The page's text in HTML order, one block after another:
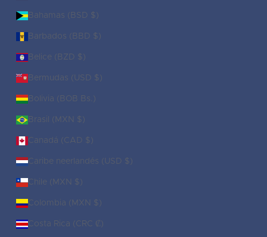
Bahamas (BSD $)
Barbados (BBD $)
Belice (BZD $)
Bermudas (USD $)
Bolivia (BOB Bs.)
Brasil (MXN $)
Canadá (CAD $)
Caribe neerlandés (USD $)
Chile (MXN $)
Colombia (MXN $)
Costa Rica (CRC ₡)